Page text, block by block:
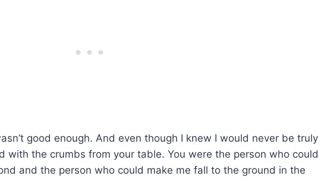
good enough. And even though I knew I would never be truly
with the crumbs from your table. You were the person who could
and the person who could make me fall to the ground in the